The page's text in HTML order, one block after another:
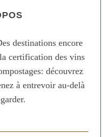
destinations encore
certification des vins
découvrez
à entrevoir au-delà